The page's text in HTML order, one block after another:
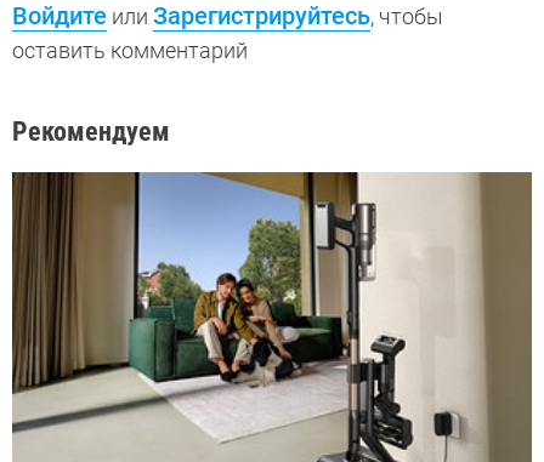
Войдите или Зарегистрируйтесь, чтобы
оставить комментарий
Рекомендуем